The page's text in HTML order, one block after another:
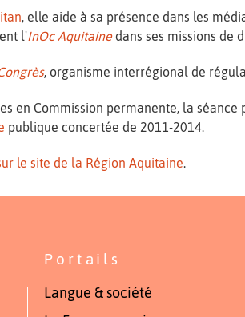
, elle aide à sa présence dans les
l'InOc Aquitainedans ses missions de
, organisme interrégional de
en Commission permanente, la
publique concertée de 2011-2014.
le site de la Région Aquitaine
Portails
Langue & société